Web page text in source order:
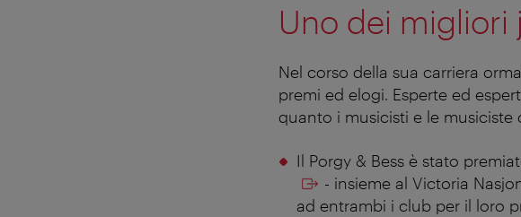
Uno dei migliori
Nel corso della sua carriera
premi ed elogi. Esperte ed
quanto i musicisti e le
Il Porgy & Bess è stato
- insieme al Victoria
ad entrambi i club per il loro